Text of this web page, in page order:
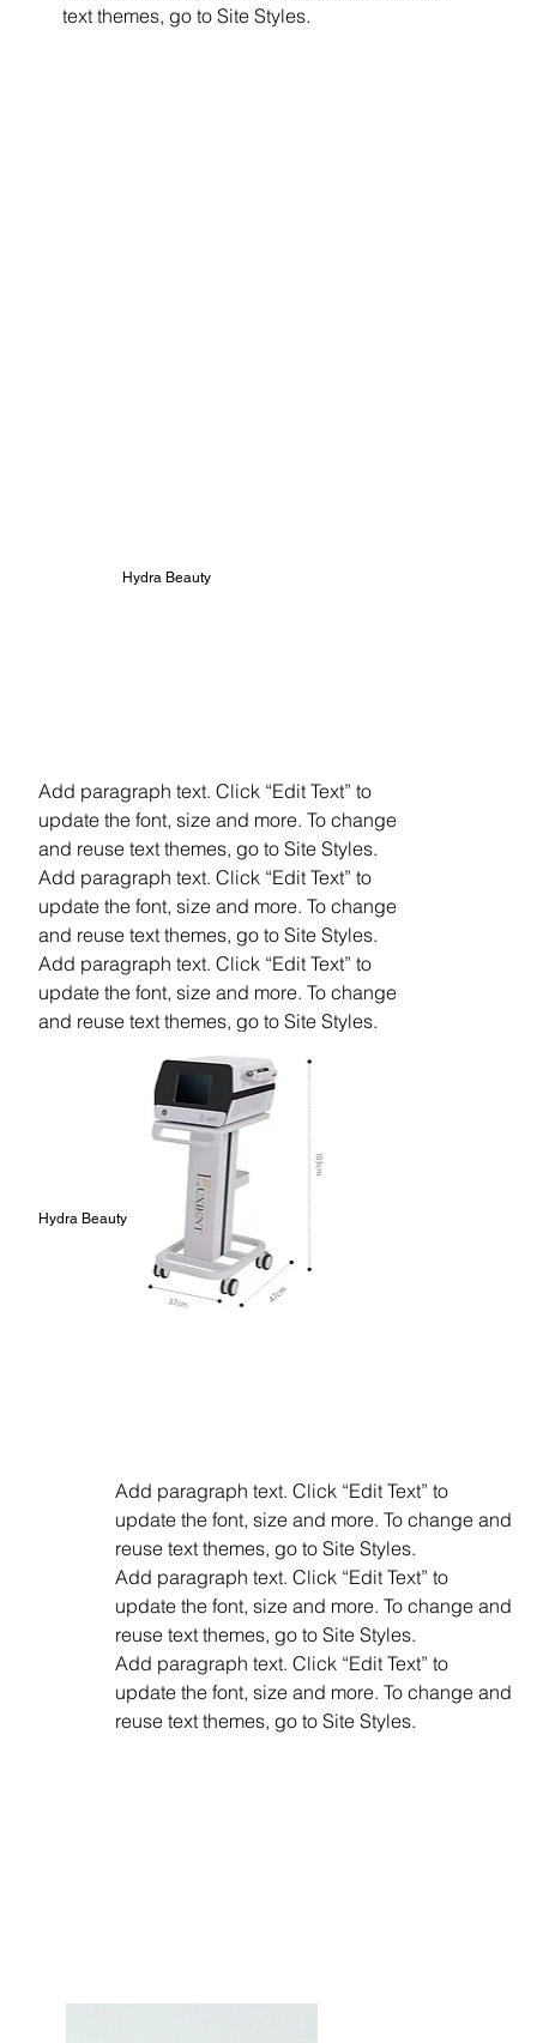
text themes, go to Site Styles.
Add paragraph text. Click “Edit Text” to
update the font, size and more. To change
and reuse text themes, go to Site Styles.
Add paragraph text. Click “Edit Text” to
update the font, size and more. To change
and reuse text themes, go to Site Styles.
Add paragraph text. Click “Edit Text” to
update the font, size and more. To change
and reuse text themes, go to Site Styles.
Hydra Beauty
Add paragraph text. Click “Edit Text” to
update the font, size and more. To change and
reuse text themes, go to Site Styles.
Add paragraph text. Click “Edit Text” to
update the font, size and more. To change and
reuse text themes, go to Site Styles.
Add paragraph text. Click “Edit Text” to
update the font, size and more. To change and
reuse text themes, go to Site Styles.
Hydra Beauty